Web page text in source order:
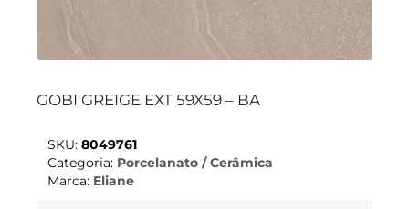
GOBI GREIGE EXT 59X59 – BA
SKU: 8049761
Categoria: Porcelanato / Cerâmica
Marca: Eliane